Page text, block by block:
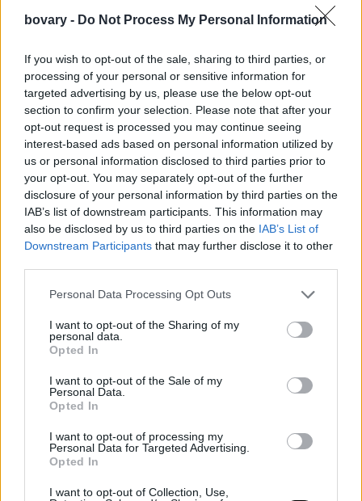
bovary - Do Not Process My Personal Information
If you wish to opt-out of the sale, sharing to third parties, or
processing of your personal or sensitive information for
targeted advertising by us, please use the below opt-out
section to confirm your selection. Please note that after your
opt-out request is processed you may continue seeing
interest-based ads based on personal information utilized by
us or personal information disclosed to third parties prior to
your opt-out. You may separately opt-out of the further
disclosure of your personal information by third parties on the
IAB’s list of downstream participants. This information may
also be disclosed by us to third parties on the IAB’s List of
Downstream Participants that may further disclose it to other
Personal Data Processing Opt Outs
I want to opt-out of the Sharing of my
personal data.
Opted In
I want to opt-out of the Sale of my
Personal Data.
Opted In
I want to opt-out of processing my
Personal Data for Targeted Advertising.
Opted In
I want to opt-out of Collection, Use,
επόμενο μας καλοκαιρινό προορισμό. Το νέο δρομολόγιο του
Blue Star 2μας μεταφέρει στη Σάμο σε μόλις σε 6 ώρες και 45
λεπτά και μας δίνει τη δυνατότητα να εξερευνήσουμε την Κω,